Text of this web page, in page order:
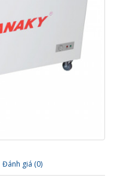
Đánh giá (0)